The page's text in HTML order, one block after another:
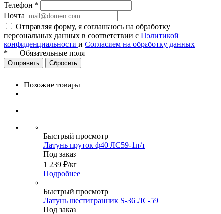
Телефон *
Почта
Отправляя форму, я соглашаюсь на обработку
персональных данных в соответствии с Политикой
конфиденциальности и Согласием на обработку данных
* — Обязательные поля
Сбросить
Похожие товары
Быстрый просмотр
Латунь пруток ф40 ЛС59-1п/т
Под заказ
1 239 ₽/кг
Подробнее
Быстрый просмотр
Латунь шестигранник S-36 ЛС-59
Под заказ